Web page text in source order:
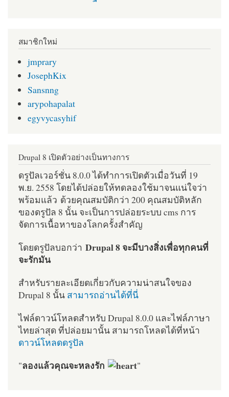
สมาชิกใหม่
jmprary
JosephKix
Sansnng
arypohapalat
egyvycasyhif
Drupal 8 เปิดตัวอย่างเป็นทางการ
ดรูปัลเวอร์ชั่น 8.0.0 ได้ทำการเปิดตัวเมื่อวันที่ 19
พ.ย. 2558 โดยได้ปล่อยให้ทดลองใช้มาจนแน่ใจว่า
พร้อมแล้ว ด้วยคุณสมบัติกว่า 200 คุณสมบัติหลัก
ของดรูปัล 8 นั้น จะเป็นการปล่อยระบบ cms การ
จัดการเนื้อหาของโลกครั้งสำคัญ
โดยดรูปัลบอกว่า Drupal 8 จะมีบางสิ่งเพื่อทุกคนที่
จะรักมัน
สำหรับรายละเอียดเกี่ยวกับความน่าสนใจของ
Drupal 8 นั้น สามารถอ่านได้ที่นี่
ไฟล์ดาวน์โหลดสำหรับ Drupal 8.0.0 และไฟล์ภาษา
ไทยล่าสุด ที่ปล่อยมานั้น สามารถโหลดได้ที่หน้า
ดาวน์โหลดดรูปัล
"ลองแล้วคุณจะหลงรัก "